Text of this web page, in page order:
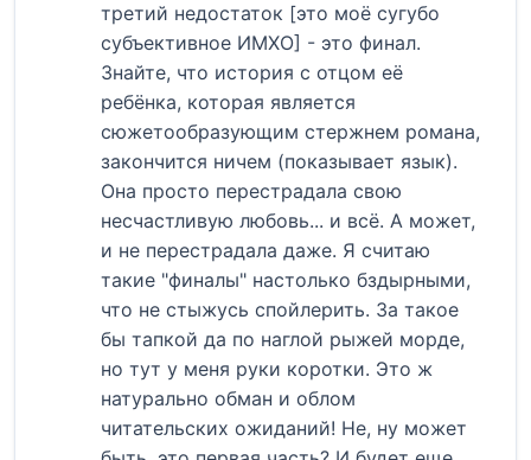
третий недостаток [это моё сугубо
субъективное ИМХО] - это финал.
Знайте, что история с отцом её
ребёнка, которая является
сюжетообразующим стержнем романа,
закончится ничем (показывает язык).
Она просто перестрадала свою
несчастливую любовь... и всё. А может,
и не перестрадала даже. Я считаю
такие "финалы" настолько бздырными,
что не стыжусь спойлерить. За такое
бы тапкой да по наглой рыжей морде,
но тут у меня руки коротки. Это ж
натурально обман и облом
читательских ожиданий! Не, ну может